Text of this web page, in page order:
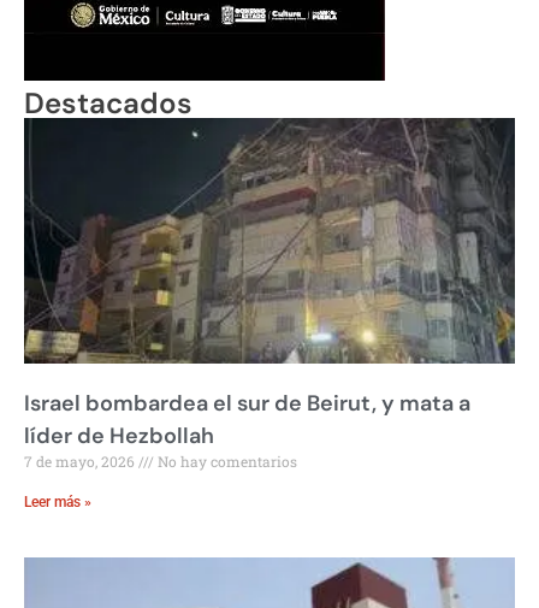
Destacados
Israel bombardea el sur de Beirut, y mata a
líder de Hezbollah
7 de mayo, 2026 No hay comentarios
Leer más »